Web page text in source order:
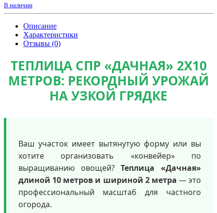
В наличии
Описание
Характеристики
Отзывы (0)
ТЕПЛИЦА СПР «ДАЧНАЯ» 2Х10
МЕТРОВ: РЕКОРДНЫЙ УРОЖАЙ
НА УЗКОЙ ГРЯДКЕ
Ваш участок имеет вытянутую форму или вы
хотите организовать «конвейер» по
выращиванию овощей?Теплица «Дачная»
длиной 10 метров и шириной 2 метра — это
профессиональный масштаб для частного
огорода.